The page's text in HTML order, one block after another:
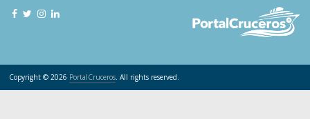
Copyright © 2026 PortalCruceros. All rights reserved.